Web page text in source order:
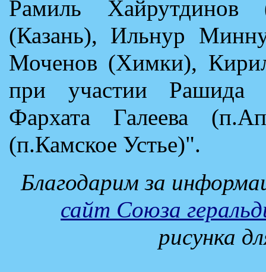
Рамиль Хайрутдинов
(Казань), Ильнур
Моченов (Химки),
при участии Рашида
Фархата Галеева
(п.Камское Устье)".
Благодарим за
сайт Союза
рисунка